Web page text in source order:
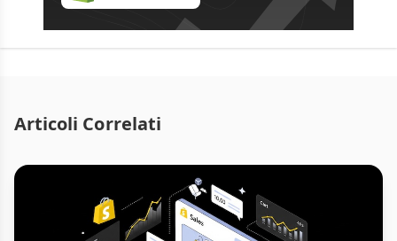
Articoli Correlati